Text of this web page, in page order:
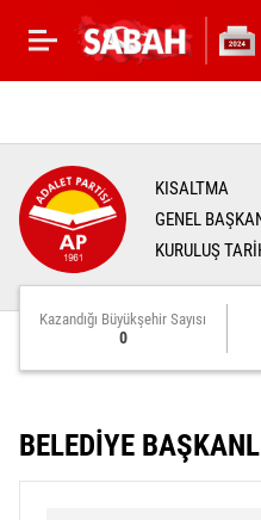
KISALTMA
GENEL
KURULUŞ
Kazandığı Büyükşehir Sayısı
0
BELEDİYE